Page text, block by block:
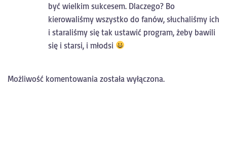
być wielkim sukcesem. Dlaczego? Bo
kierowaliśmy wszystko do fanów, słuchaliśmy ich
i staraliśmy się tak ustawić program, żeby bawili
się i starsi, i młodsi
Możliwość komentowania została wyłączona.